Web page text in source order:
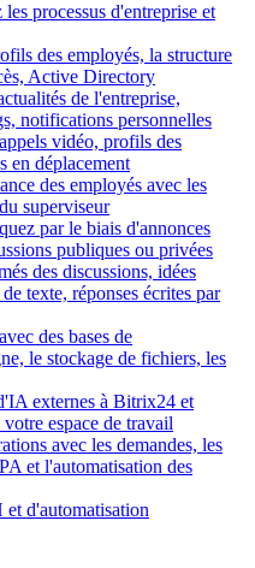
processus d'entreprise et
des employés, la structure
Active Directory
de l'entreprise,
notifications personnelles
vidéo, profils des
en déplacement
des employés avec les
superviseur
par le biais d'annonces
publiques ou privées
des discussions, idées
texte, réponses écrites par
des bases de
le stockage de fichiers, les
externes à Bitrix24 et
espace de travail
avec les demandes, les
et l'automatisation des
d'automatisation